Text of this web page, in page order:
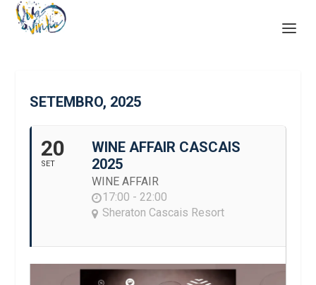
SETEMBRO, 2025
20
SET
WINE AFFAIR CASCAIS
2025
WINE AFFAIR
17:00 - 22:00
Sheraton Cascais Resort